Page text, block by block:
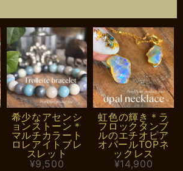
希少なアセンシ
ョンストーン＊
マルチカラート
ロレアイトブレ
スレット
¥9,500
虹色の輝き＊ラ
フロックタンブ
ルのエチオピア
オパールTOPネ
ックレス
¥14,900